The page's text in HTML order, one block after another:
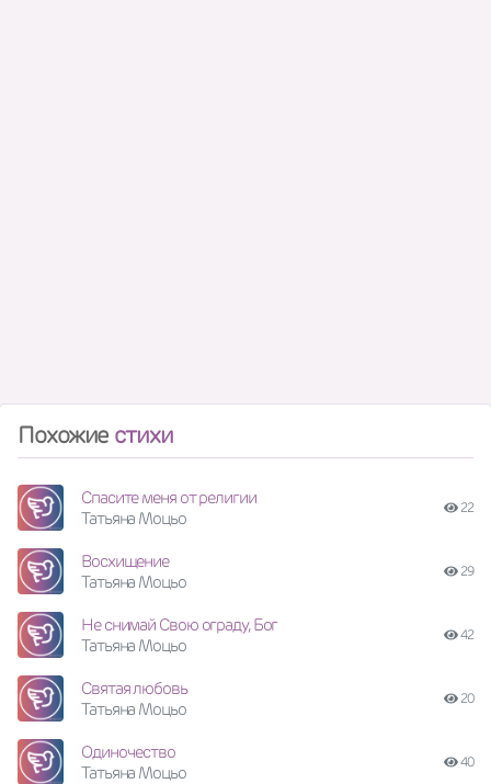
Похожие стихи
Спасите меня от религии
Татьяна Моцьо
22
Восхищение
Татьяна Моцьо
29
Не снимай Свою ограду, Бог
Татьяна Моцьо
42
Святая любовь
Татьяна Моцьо
20
Одиночество
Татьяна Моцьо
40